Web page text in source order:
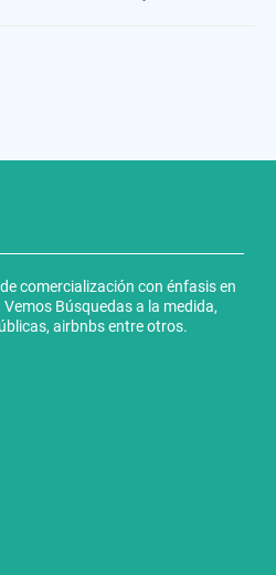
comercialización con énfasis en
Búsquedas a la medida,
airbnbs entre otros.